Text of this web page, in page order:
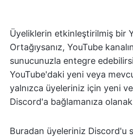
Üyeliklerin etkinleştirilmiş bir
Ortağıysanız, YouTube
sunucunuzla entegre
YouTube'daki yeni veya
yalnızca üyeleriniz için yeni
Discord'a bağlamanıza olanak
Buradan üyeleriniz Discord'u